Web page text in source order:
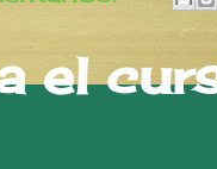
el